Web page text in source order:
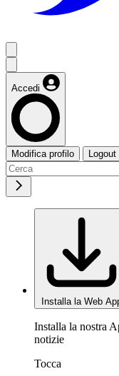
Accedi
Modifica profilo Logout
Installa la Web
Installa la nostra
notizie
Tocca